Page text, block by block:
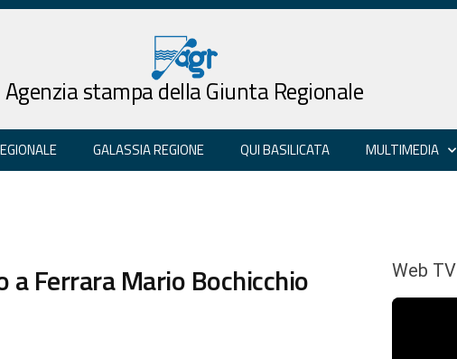
Agenzia stampa della Giunta Regionale
GALASSIA REGIONE QUI BASILICATA MULTIMEDIA
Ferrara Mario Bochicchio Web TV